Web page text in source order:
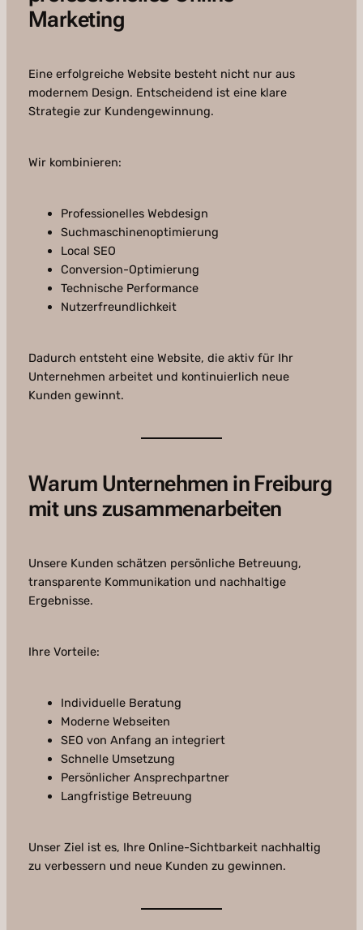
Marketing
Eine erfolgreiche Website besteht nicht nur aus
modernem Design. Entscheidend ist eine klare
Strategie zur Kundengewinnung.
Wir kombinieren:
Professionelles Webdesign
Suchmaschinenoptimierung
Local SEO
Conversion-Optimierung
Technische Performance
Nutzerfreundlichkeit
Dadurch entsteht eine Website, die aktiv für Ihr
Unternehmen arbeitet und kontinuierlich neue
Kunden gewinnt.
Warum Unternehmen in Freiburg
mit uns zusammenarbeiten
Unsere Kunden schätzen persönliche Betreuung,
transparente Kommunikation und nachhaltige
Ergebnisse.
Ihre Vorteile:
Individuelle Beratung
Moderne Webseiten
SEO von Anfang an integriert
Schnelle Umsetzung
Persönlicher Ansprechpartner
Langfristige Betreuung
Unser Ziel ist es, Ihre Online-Sichtbarkeit nachhaltig
zu verbessern und neue Kunden zu gewinnen.